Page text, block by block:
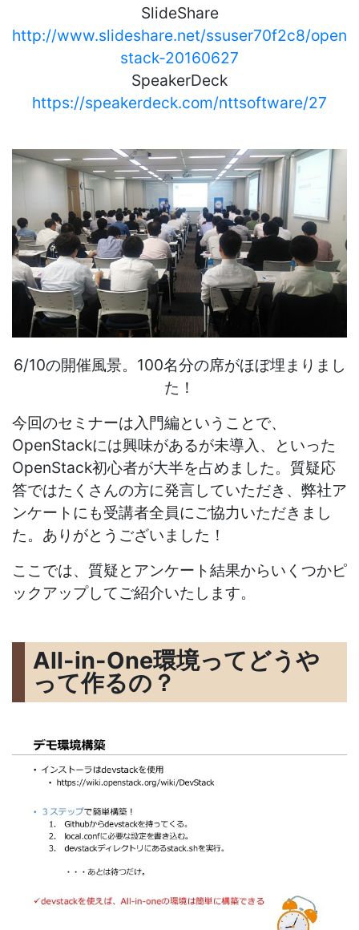
SlideShare
http://www.slideshare.net/ssuser70f2c8/open
stack-20160627
SpeakerDeck
https://speakerdeck.com/nttsoftware/27
6/10の開催風景。100名分の席がほぼ埋まりまし
た！
今回のセミナーは入門編ということで、
OpenStackには興味があるが未導入、といった
OpenStack初心者が大半を占めました。質疑応
答ではたくさんの方に発言していただき、弊社ア
ンケートにも受講者全員にご協力いただきまし
た。ありがとうございました！
ここでは、質疑とアンケート結果からいくつかピ
ックアップしてご紹介いたします。
All-in-One環境ってどうや
って作るの？